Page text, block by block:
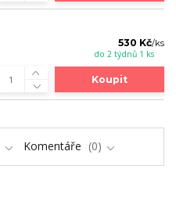
530 Kč/ks
do 2 týdnů 1 ks
Koupit
Komentáře 0